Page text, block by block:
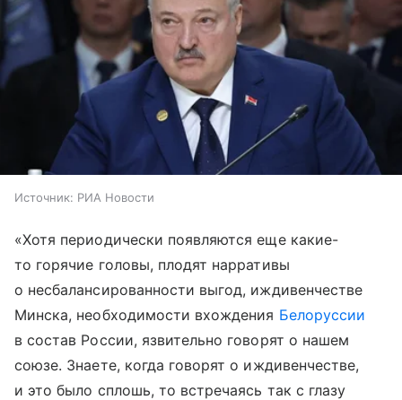
Источник: РИА Новости
«Хотя периодически появляются еще какие-
то горячие головы, плодят нарративы
о несбалансированности выгод, иждивенчестве
Минска, необходимости вхождения Белоруссии
в состав России, язвительно говорят о нашем
союзе. Знаете, когда говорят о иждивенчестве,
и это было сплошь, то встречаясь так с глазу